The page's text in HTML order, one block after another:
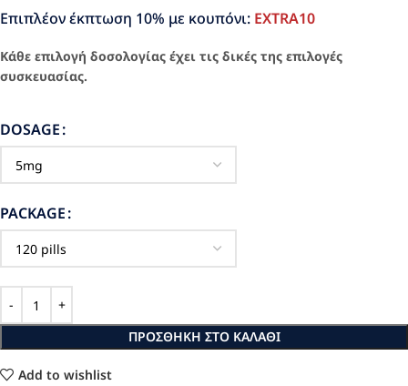
Επιπλέον έκπτωση 10% με κουπόνι: EXTRA10
Κάθε επιλογή δοσολογίας έχει τις δικές της επιλογές
συσκευασίας.
DOSAGE
PACKAGE
ΠΡΟΣΘΉΚΗ ΣΤΟ ΚΑΛΆΘΙ
Add to wishlist